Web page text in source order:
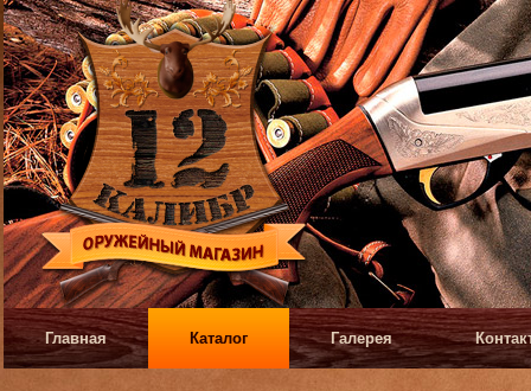
Главная Каталог Галерея